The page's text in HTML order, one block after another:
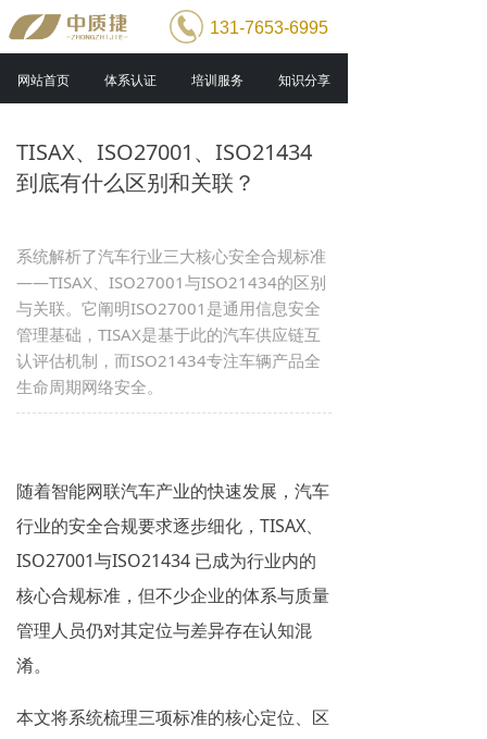
131-7653-6995
网站首页 体系认证 培训服务 知识分享
TISAX、ISO27001、ISO21434
到底有什么区别和关联？
系统解析了汽车行业三大核心安全合规标准
——TISAX、ISO27001与ISO21434的区别
与关联。它阐明ISO27001是通用信息安全
管理基础，TISAX是基于此的汽车供应链互
认评估机制，而ISO21434专注车辆产品全
生命周期网络安全。
随着智能网联汽车产业的快速发展，汽车
行业的安全合规要求逐步细化，TISAX、
ISO27001与ISO21434 已成为行业内的
核心合规标准，但不少企业的体系与质量
管理人员仍对其定位与差异存在认知混
淆。
本文将系统梳理三项标准的核心定位、区